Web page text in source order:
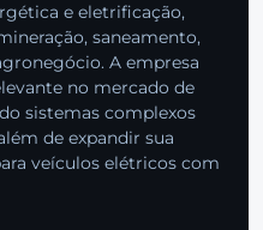
e eletrificação,
saneamento,
A empresa
no mercado de
sistemas complexos
de expandir sua
veículos elétricos com